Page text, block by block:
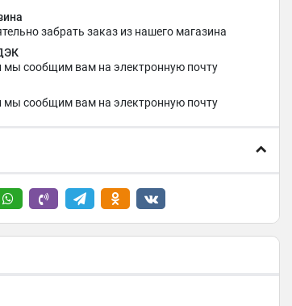
забрать заказ из нашего магазина
мы сообщим вам на электронную почту
мы сообщим вам на электронную почту